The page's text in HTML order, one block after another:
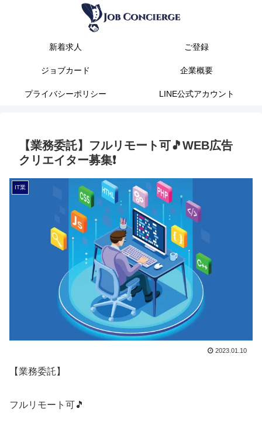
新着求人 ご登録
ジョブカード 企業概要
プライバシーポリシー LINE公式アカウント
【業務委託】フルリモート可🎵WEB広告
クリエイター募集❗️
IT業
2023.01.10
【業務委託】
フルリモート可🎵